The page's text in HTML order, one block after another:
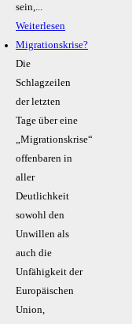
sein,...
Weiterlesen
Migrationskrise?
Die
Schlagzeilen
der letzten
Tage über eine
„Migrationskrise“
offenbaren in
aller
Deutlichkeit
sowohl den
Unwillen als
auch die
Unfähigkeit der
Europäischen
Union,